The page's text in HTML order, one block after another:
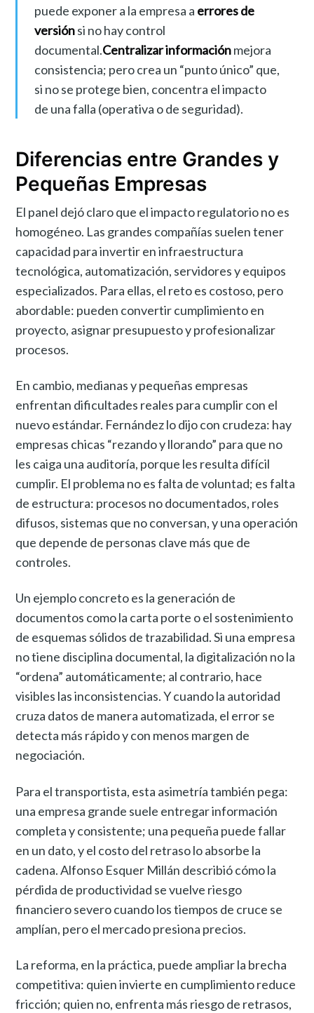
puede exponer a la empresa a errores de
versiónsi no hay control
documental.Centralizar informaciónmejora
consistencia; pero crea un “punto único” que,
si no se protege bien, concentra el impacto
de una falla (operativa o de seguridad).
Diferencias entre Grandes y
Pequeñas Empresas
El panel dejó claro que el impacto regulatorio no es
homogéneo. Las grandes compañías suelen tener
capacidad para invertir en infraestructura
tecnológica, automatización, servidores y equipos
especializados. Para ellas, el reto es costoso, pero
abordable: pueden convertir cumplimiento en
proyecto, asignar presupuesto y profesionalizar
procesos.
En cambio, medianas y pequeñas empresas
enfrentan dificultades reales para cumplir con el
nuevo estándar. Fernández lo dijo con crudeza: hay
empresas chicas “rezando y llorando” para que no
les caiga una auditoría, porque les resulta difícil
cumplir. El problema no es falta de voluntad; es falta
de estructura: procesos no documentados, roles
difusos, sistemas que no conversan, y una operación
que depende de personas clave más que de
controles.
Un ejemplo concreto es la generación de
documentos como la carta porte o el sostenimiento
de esquemas sólidos de trazabilidad. Si una empresa
no tiene disciplina documental, la digitalización no la
“ordena” automáticamente; al contrario, hace
visibles las inconsistencias. Y cuando la autoridad
cruza datos de manera automatizada, el error se
detecta más rápido y con menos margen de
negociación.
Para el transportista, esta asimetría también pega:
una empresa grande suele entregar información
completa y consistente; una pequeña puede fallar
en un dato, y el costo del retraso lo absorbe la
cadena. Alfonso Esquer Millán describió cómo la
pérdida de productividad se vuelve riesgo
financiero severo cuando los tiempos de cruce se
amplían, pero el mercado presiona precios.
La reforma, en la práctica, puede ampliar la brecha
competitiva: quien invierte en cumplimiento reduce
fricción; quien no, enfrenta más riesgo de retrasos,